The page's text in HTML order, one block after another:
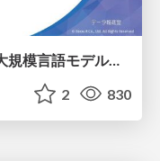
つくって納得、つかって実感！ 大規模言語モデルことはじめ ver2.0
2 830